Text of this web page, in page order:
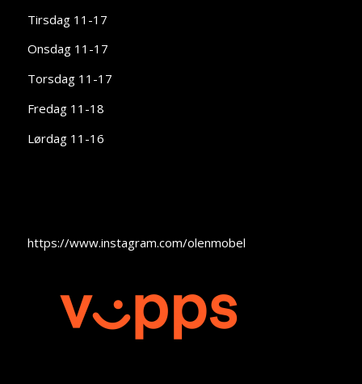
Tirsdag 11-17
Onsdag 11-17
Torsdag 11-17
Fredag 11-18
Lørdag 11-16
https://www.instagram.com/olenmobel